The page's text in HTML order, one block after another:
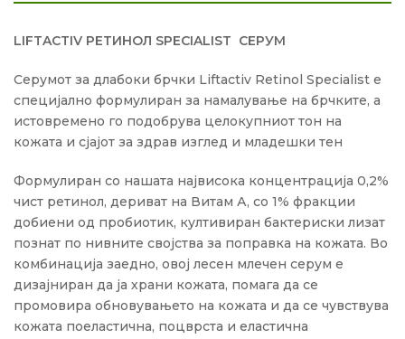
LIFTACTIV РЕТИНОЛ SPECIALIST СЕРУМ
Серумот за длабоки брчки Liftactiv Retinol Specialist е
специјално формулиран за намалување на брчките, а
истовремено го подобрува целокупниот тон на
кожата и сјајот за здрав изглед и младешки тен
Формулиран со нашата највисока концентрација 0,2%
чист ретинол, дериват на Витам А, со 1% фракции
добиени од пробиотик, култивиран бактериски лизат
познат по нивните својства за поправка на кожата. Во
комбинација заедно, овој лесен млечен серум е
дизајниран да ја храни кожата, помага да се
промовира обновувањето на кожата и да се чувствува
кожата поеластична, поцврста и еластична